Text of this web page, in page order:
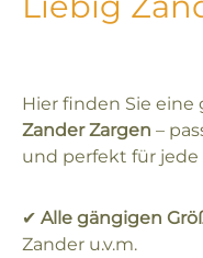
Hier finden Sie eine
Zander Zargen –
und perfekt für jede
✔ Alle gängigen
Zander u.v.m.